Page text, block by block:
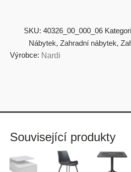
SKU: 40326_00_000_06
Nábytek, Zahradní nábytek,
Výrobce: Nardi
Související produkty